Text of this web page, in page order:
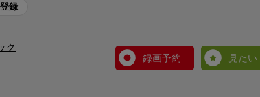
録
ク
録画予約
見たい